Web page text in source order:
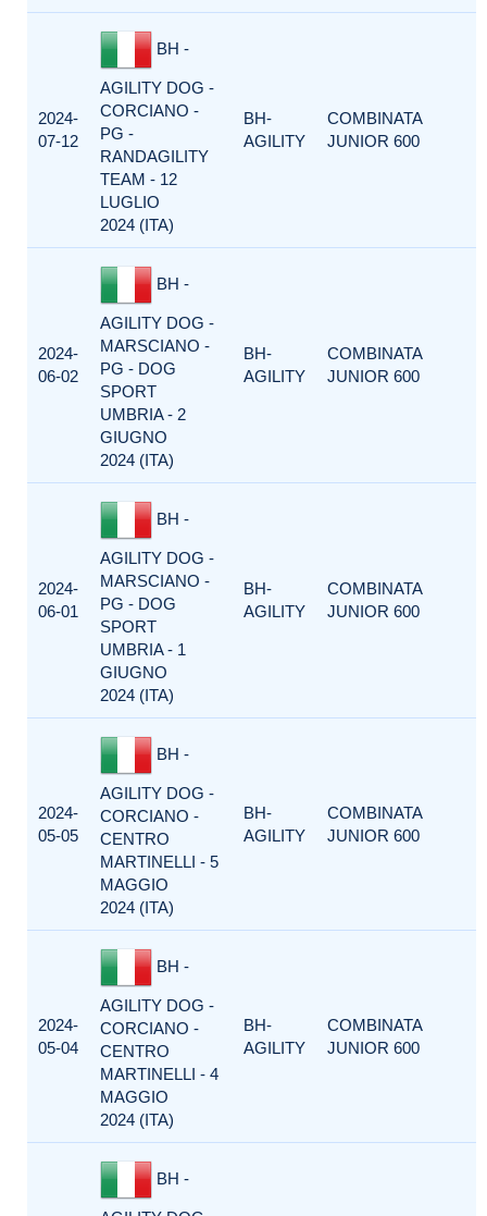
2024-
07-12
BH -
AGILITY DOG -
CORCIANO -
PG -
RANDAGILITY
TEAM - 12
LUGLIO
2024 (ITA)
BH-
AGILITY
COMBINATA
JUNIOR 600
2024-
06-02
BH -
AGILITY DOG -
MARSCIANO -
PG - DOG
SPORT
UMBRIA - 2
GIUGNO
2024 (ITA)
BH-
AGILITY
COMBINATA
JUNIOR 600
2024-
06-01
BH -
AGILITY DOG -
MARSCIANO -
PG - DOG
SPORT
UMBRIA - 1
GIUGNO
2024 (ITA)
BH-
AGILITY
COMBINATA
JUNIOR 600
2024-
05-05
BH -
AGILITY DOG -
CORCIANO -
CENTRO
MARTINELLI - 5
MAGGIO
2024 (ITA)
BH-
AGILITY
COMBINATA
JUNIOR 600
2024-
05-04
BH -
AGILITY DOG -
CORCIANO -
CENTRO
MARTINELLI - 4
MAGGIO
2024 (ITA)
BH-
AGILITY
COMBINATA
JUNIOR 600
BH -